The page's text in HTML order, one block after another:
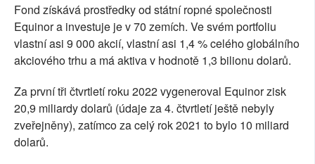
Fond získává prostředky od státní ropné společnosti
Equinor a investuje je v 70 zemích. Ve svém portfoliu
vlastní asi 9 000 akcií, vlastní asi 1,4 % celého globálního
akciového trhu a má aktiva v hodnotě 1,3 bilionu dolarů.
Za první tři čtvrtletí roku 2022 vygeneroval Equinor zisk
20,9 miliardy dolarů (údaje za 4. čtvrtletí ještě nebyly
zveřejněny), zatímco za celý rok 2021 to bylo 10 miliard
dolarů.